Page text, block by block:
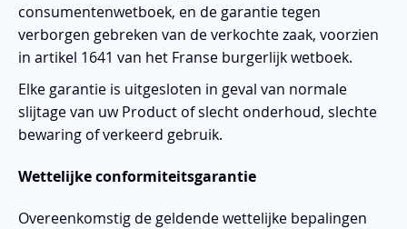
consumentenwetboek, en de garantie tegen
verborgen gebreken van de verkochte zaak, voorzien
in artikel 1641 van het Franse burgerlijk wetboek.
Elke garantie is uitgesloten in geval van normale
slijtage van uw Product of slecht onderhoud, slechte
bewaring of verkeerd gebruik.
Wettelijke conformiteitsgarantie
Overeenkomstig de geldende wettelijke bepalingen